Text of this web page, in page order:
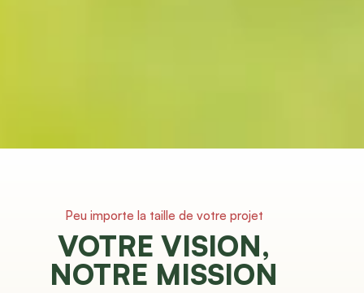
Peu importe la taille de votre projet
VOTRE VISION,
NOTRE MISSION